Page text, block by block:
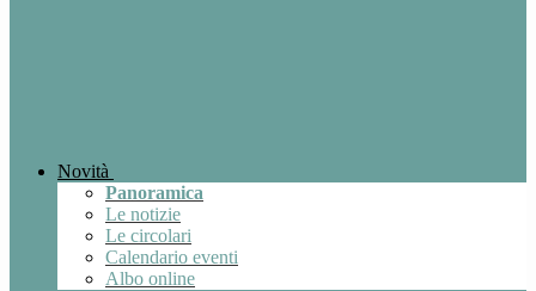
Novità
Panoramica
Le notizie
Le circolari
Calendario eventi
Albo online